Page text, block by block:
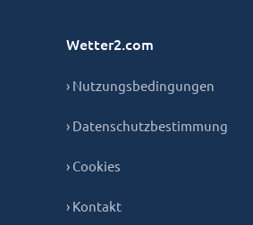
Wetter2.com
› Nutzungsbedingungen
› Datenschutzbestimmung
› Cookies
› Kontakt